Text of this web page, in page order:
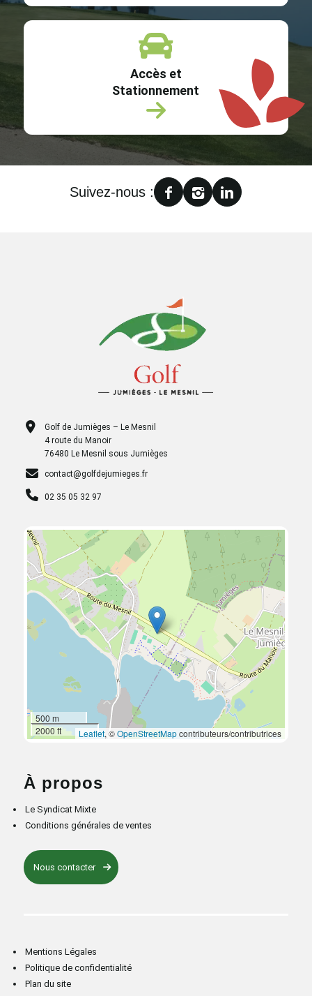
Accès et
Stationnement
Suivez-nous :
Golf de Jumièges – Le Mesnil
4 route du Manoir
76480 Le Mesnil sous Jumièges
contact@golfdejumieges.fr
02 35 05 32 97
500 m
2000 ft
Leaflet, ©OpenStreetMapcontributeurs/contributrices
À propos
Le Syndicat Mixte
Conditions générales de ventes
Nous contacter
Mentions Légales
Politique de confidentialité
Plan du site